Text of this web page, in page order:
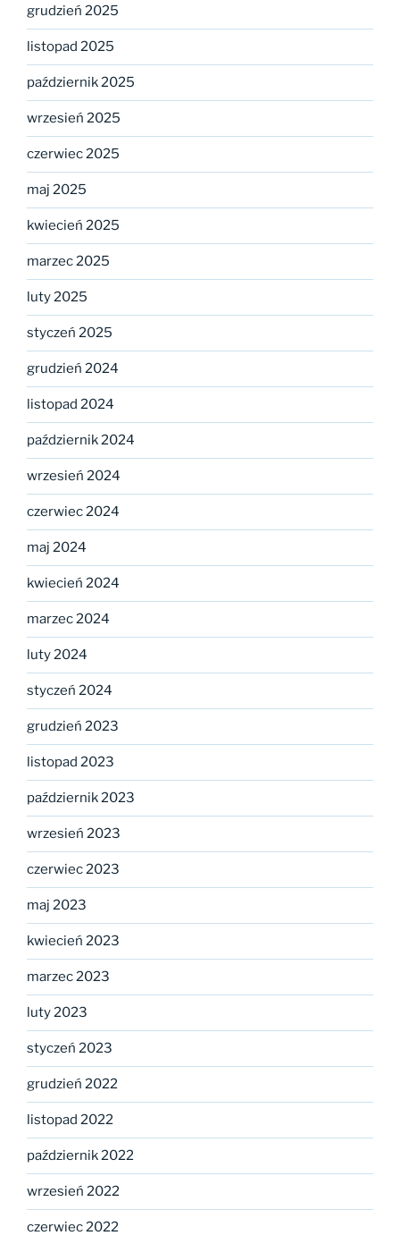
grudzień 2025
listopad 2025
październik 2025
wrzesień 2025
czerwiec 2025
maj 2025
kwiecień 2025
marzec 2025
luty 2025
styczeń 2025
grudzień 2024
listopad 2024
październik 2024
wrzesień 2024
czerwiec 2024
maj 2024
kwiecień 2024
marzec 2024
luty 2024
styczeń 2024
grudzień 2023
listopad 2023
październik 2023
wrzesień 2023
czerwiec 2023
maj 2023
kwiecień 2023
marzec 2023
luty 2023
styczeń 2023
grudzień 2022
listopad 2022
październik 2022
wrzesień 2022
czerwiec 2022